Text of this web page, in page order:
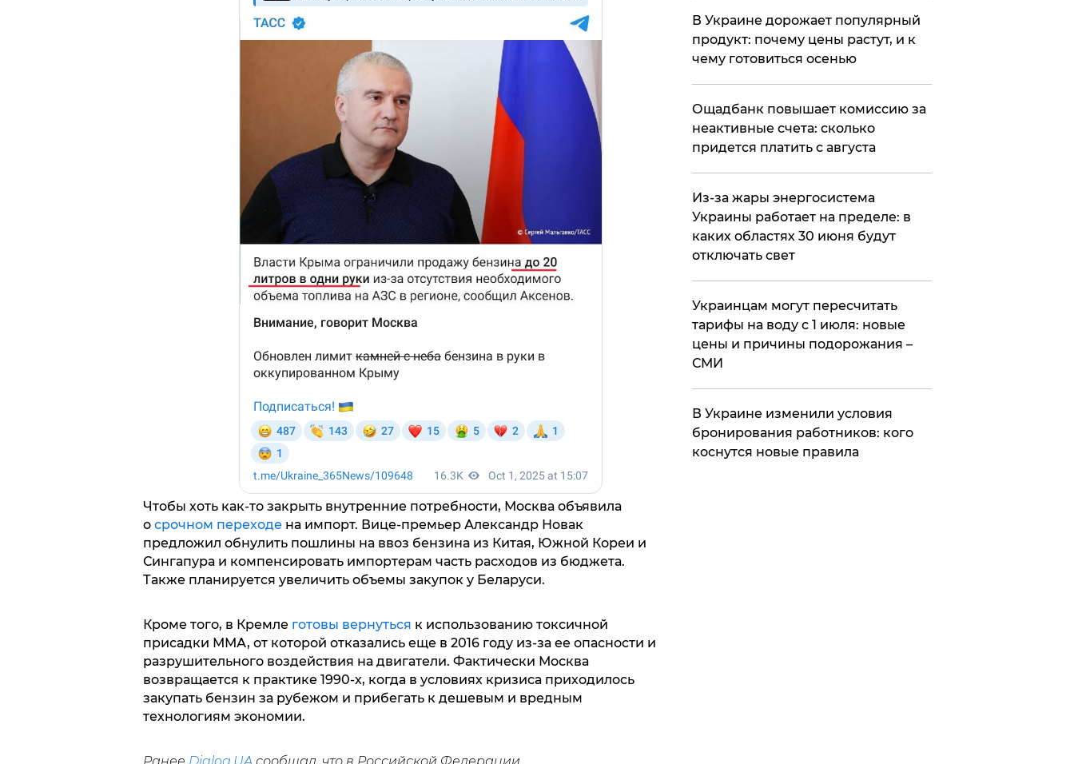
Чтобы хоть как-то закрыть внутренние потребности, Москва объявила
о срочном переходена импорт. Вице-премьер Александр Новак
предложил обнулить пошлины на ввоз бензина из Китая, Южной Кореи и
Сингапура и компенсировать импортерам часть расходов из бюджета.
Также планируется увеличить объемы закупок у Беларуси.
Кроме того, в Кремле готовы вернуться к использованию токсичной
присадки ММА, от которой отказались еще в 2016 году из-за ее опасности и
разрушительного воздействия на двигатели. Фактически Москва
возвращается к практике 1990-х, когда в условиях кризиса приходилось
закупать бензин за рубежом и прибегать к дешевым и вредным
технологиям экономии.
В Украине дорожает популярный
продукт: почему цены растут, и к
чему готовиться осенью
​Ощадбанк повышает комиссию за
неактивные счета: сколько
придется платить с августа
Из-за жары энергосистема
Украины работает на пределе: в
каких областях 30 июня будут
отключать свет
Украинцам могут пересчитать
тарифы на воду с 1 июля: новые
цены и причины подорожания –
СМИ
В Украине изменили условия
бронирования работников: кого
коснутся новые правила